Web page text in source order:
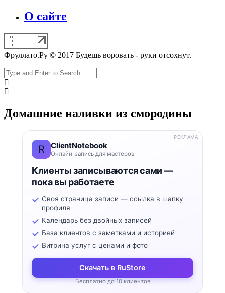
О сайте
Фруллато.Ру © 2017 Будешь воровать - руки отсохнут.
Домашние наливки из смородины
R ClientNotebook
Онлайн-запись для мастеров
Клиенты записываются сами —
пока вы работаете
Своя страница записи — ссылка в шапку
профиля
Календарь без двойных записей
База клиентов с заметками и историей
Витрина услуг с ценами и фото
Скачать в RuStore
Бесплатно до 10 клиентов
РЕКЛАМА